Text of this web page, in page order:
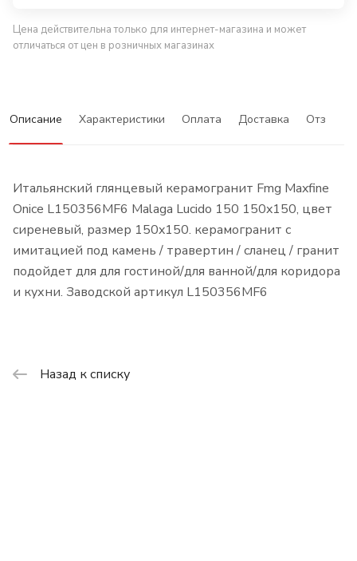
Цена действительна только для интернет-магазина и может
отличаться от цен в розничных магазинах
Описание Характеристики Оплата Доставка Отзывы
Итальянский глянцевый керамогранит Fmg Maxfine
Onice L150356MF6 Malaga Lucido 150 150x150, цвет
сиреневый, размер 150x150. керамогранит с
имитацией под камень / травертин / сланец / гранит
подойдет для для гостиной/для ванной/для коридора
и кухни. Заводской артикул L150356MF6
Назад к списку